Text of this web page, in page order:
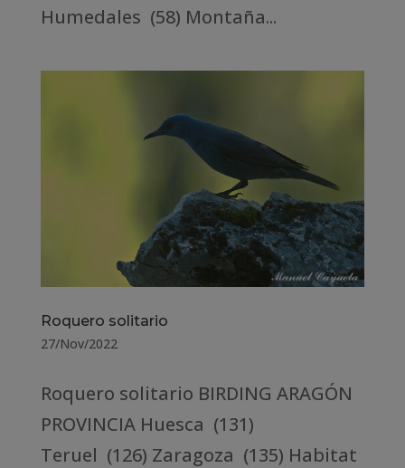
Humedales (58) Montaña...
Roquero solitario
27/Nov/2022
Roquero solitario BIRDING ARAGÓN
PROVINCIA Huesca (131)
Teruel (126) Zaragoza (135) Habitat